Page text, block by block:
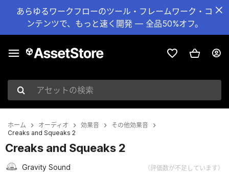
あらゆるワークフローのツール・フレームワーク・コ
ンテンツで、もっと速く開発 — 全品50%オフ。
アセットの検索
ホーム オーディオ 効果音
その他効果音
Creaks and Squeaks 2
Creaks and Squeaks 2
Gravity Sound （評価数が不足しています）